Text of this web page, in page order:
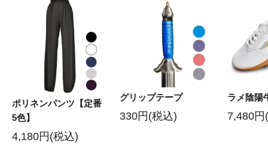
ポリネンパンツ【定番
5色】
4,180円(税込)
グリップテープ
330円(税込)
ラメ陰陽
7,480円